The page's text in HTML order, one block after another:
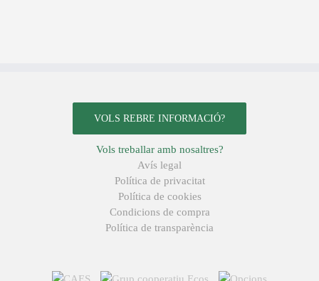
VOLS REBRE INFORMACIÓ?
Vols treballar amb nosaltres?
Avís legal
Política de privacitat
Política de cookies
Condicions de compra
Política de transparència